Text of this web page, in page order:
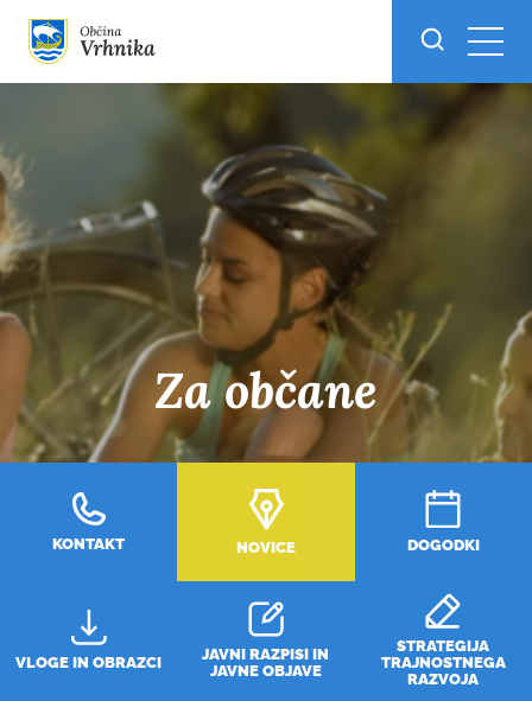
Skoči do osrednje vsebine
Za občane
KONTAKT NOVICE DOGODKI
VLOGE IN OBRAZCI
JAVNI RAZPISI IN
JAVNE OBJAVE
STRATEGIJA
TRAJNOSTNEGA
RAZVOJA